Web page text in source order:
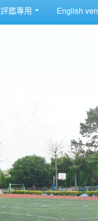
評鑑專用 English